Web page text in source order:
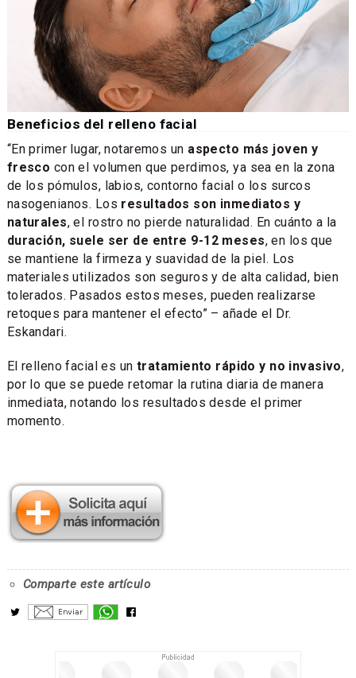
Beneficios del relleno facial
“En primer lugar, notaremos un aspecto más joven y
fresco con el volumen que perdimos, ya sea en la zona
de los pómulos, labios, contorno facial o los surcos
nasogenianos. Los resultados son inmediatos y
naturales, el rostro no pierde naturalidad. En cuánto a la
duración, suele ser de entre 9-12 meses, en los que
se mantiene la firmeza y suavidad de la piel. Los
materiales utilizados son seguros y de alta calidad, bien
tolerados. Pasados estos meses, pueden realizarse
retoques para mantener el efecto” – añade el Dr.
Eskandari.
El relleno facial es untratamiento rápido y no invasivo,
por lo que se puede retomar la rutina diaria de manera
inmediata, notando los resultados desde el primer
momento.
Comparte este artículo